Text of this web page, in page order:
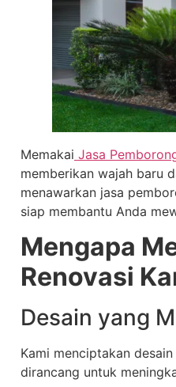
Memakai Jasa
memberikan wajah baru
menawarkan jasa
siap membantu Anda
Mengapa
Renovasi
Desain yang
Kami menciptakan
dirancang untuk